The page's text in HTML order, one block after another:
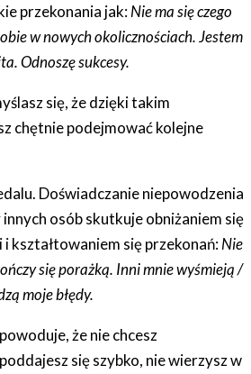
przekonania jak:Nie ma się czego
w nowych okolicznościach. Jestem
Odnoszę sukcesy.
się, że dzięki takim
chętnie podejmować kolejne
Doświadczanie niepowodzenia
osób skutkuje obniżaniem się
kształtowaniem się przekonań:Nie
się porażką. Inni mnie wyśmieją /
moje błędy.
że nie chcesz
się szybko, nie wierzysz w